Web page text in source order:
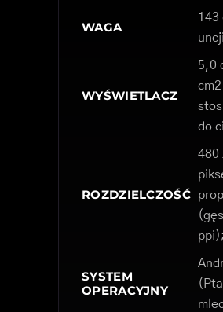
WAGA
143
WYŚWIETLACZ
5,0
do
ROZDZIELCZOŚĆ
480
ppi);
SYSTEM
OPERACYJNY